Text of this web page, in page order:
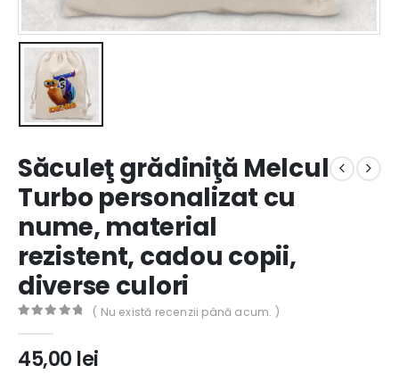
Săculeţ grădiniţă Melcul
Turbo personalizat cu
nume, material
rezistent, cadou copii,
diverse culori
( Nu există recenzii până acum. )
45,00 lei